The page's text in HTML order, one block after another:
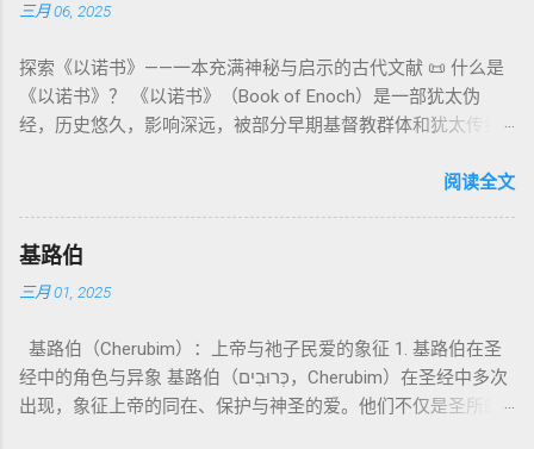
16章描述每年一次的“赎罪日”（Yom Kippur），大祭司进入至
圣所，用血为圣所与百姓遮罪。 这是整卷《利未记》的神学中
心： 神愿意居住在人中间； 罪必须被遮盖才能维持这同在；
神主动提供遮罪之道（两个祭牲，特别是“为耶和华”的与“归于
亚撒泻勒”的）。 这预表...
呼应 犹大书14–15 几乎逐字引 1 Enoch 1:9（“主带着千万圣者
的“深渊囚禁”叙事共振。 彼后2:4 用“ 他他路斯 （Tartarus）”指
天使囚禁之所，贴近以诺传统语境。 福音书/启示录 中的“ 人子
来临与天使同来、坐在荣耀宝座审判列国 ”（太24–25；启1、
观 ：以诺将“巨人之灵”为游行污灵的渊源学解释，补给了新约
驱魔叙事背后的“灵界词库”（可1、路8；亦参弗6:12“执政掌
权”）。 阴间与审判意象 ：Sheol 的分区、册卷与火刑等图像，
：以诺传统对压迫者的“祸哉”，与 雅各书 对不义富者的警告
（雅5）形成呼应。 ...
示例 分类 类型 用法 说明 示例 经文 含义 1. 真神 指 以色列 的
所 崇拜 的 神祇 出 20: 3 假 神/ 偶像（ gods） 3. 属 灵 存在
神 的 众 子、 天使、 神圣 议会 成员 诗 82: 1, 申 32: 8– 9
神圣 存在（ divine beings） 4. 法官 被 委托 施行 神 审判者 出
权 代表 受托 执行 神 旨意 的 人（ 如 摩西） 出 7: 1 神 的 代言
人（ divine proxy） 6. 强调 威严 复数 形式 强调 尊贵 超自然 的
显现 撒 上 28: 13 灵界 显现 或 尊称（ majestic plural） 三、
בְּרֵאשִׁית בָּרָא אֱלֹהִים...” “ 起初， 神（ Elohim） 创造 天地。” 尽
语法 结构 显示 这 是在 强调 一位 ...
三月 06, 2025
探索《以诺书》——一本充满神秘与启示的古代文献 📜 什么是
《以诺书》？ 《以诺书》（Book of Enoch）是一部犹太伪
经，历史悠久，影响深远，被部分早期基督教群体和犹太传统
的曾祖父——的名义写成，包含大量关于天使、堕落、审判和弥
行，神将他取去，他就不在世了。” 这一神秘的记载激发了后世
关于以诺与神的关系、天国奥秘的丰富想象。《以诺书》便是
这种想象的结晶。 📖《以诺书》的主要内容 《以诺书》并非一
之书》（1 Enoch 1-36） 讲述堕落天使（守望者，Watchers）
如何违背神的命令，与人类女子结合，生下巨人（Nephilim）。
这些天使教授人类各种知识，如金属锻造、药草使用和占星
阅读全文
基路伯
三月 01, 2025
基路伯（Cherubim）：上帝与祂子民爱的象征 1. 基路伯在圣
经中的角色与异象 基路伯（כְּרוּבִים，Cherubim）在圣经中多次
出现，象征上帝的同在、保护与神圣的爱。他们不仅是圣所的